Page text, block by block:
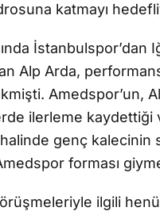
katmayı
İstanbulspor’dan
Alp Arda,
Amedspor’un,
ilerleme kaydettiği
halinde genç kalecinin
forması
ilgili